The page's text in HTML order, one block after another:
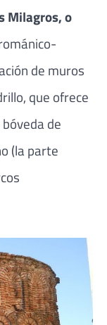
Milagros, o
de muros
que ofrece
de
(la parte